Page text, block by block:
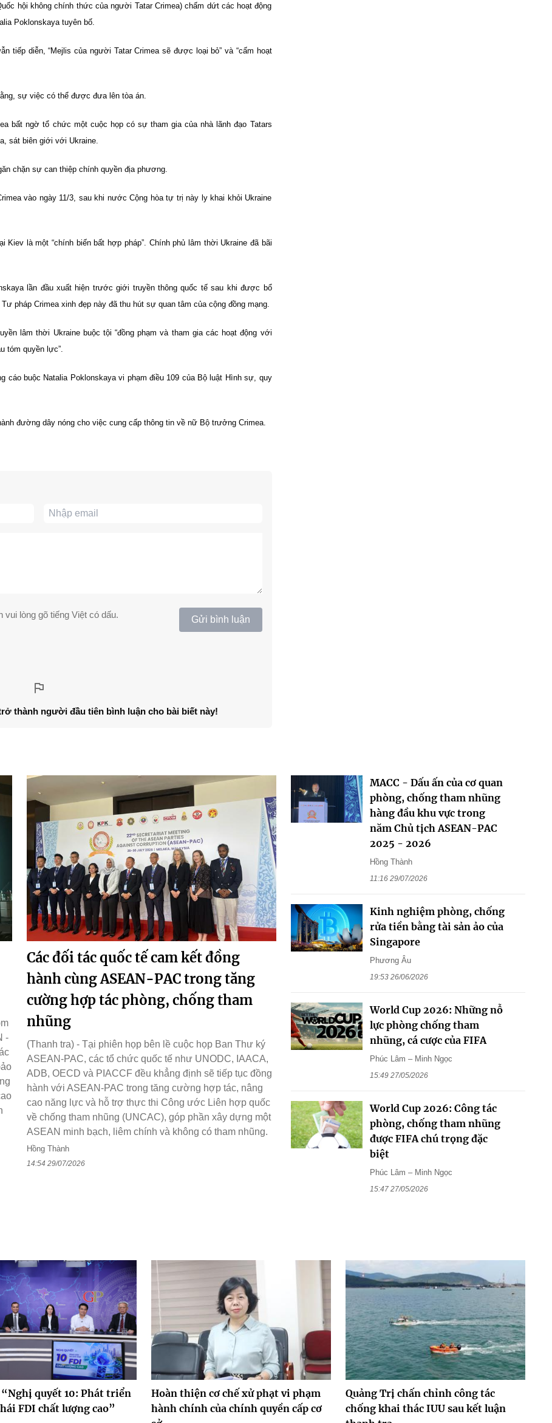
hội không chính thức của người Tatar Crimea) chấm dứt các hoạt động
Poklonskaya tuyên bố.
tiếp diễn, “Mejlis của người Tatar Crimea sẽ được loại bỏ” và “cấm hoạt
sự việc có thể được đưa lên tòa án.
bất ngờ tổ chức một cuộc họp có sự tham gia của nhà lãnh đạo Tatars
sát biên giới với Ukraine.
chặn sự can thiệp chính quyền địa phương.
vào ngày 11/3, sau khi nước Cộng hòa tự trị này ly khai khỏi Ukraine
Kiev là một “chính biến bất hợp pháp”. Chính phủ lâm thời Ukraine đã bãi
lần đầu xuất hiện trước giới truyền thông quốc tế sau khi được bổ
pháp Crimea xinh đẹp này đã thu hút sự quan tâm của cộng đồng mạng.
lâm thời Ukraine buộc tội “đồng phạm và tham gia các hoạt động với
tóm quyền lực”.
cáo buộc Natalia Poklonskaya vi phạm điều 109 của Bộ luật Hình sự, quy
đường dây nóng cho việc cung cấp thông tin về nữ Bộ trưởng Crimea.
lòng gõ tiếng Việt có dấu. Gửi bình luận
thành người đầu tiên bình luận cho bài biết này!
-
Các đối tác quốc tế cam kết đồng
hành cùng ASEAN-PAC trong tăng
cường hợp tác phòng, chống tham
nhũng
(Thanh tra) - Tại phiên họp bên lề cuộc họp Ban Thư ký
ASEAN-PAC, các tổ chức quốc tế như UNODC, IAACA,
ADB, OECD và PIACCF đều khẳng định sẽ tiếp tục đồng
hành với ASEAN-PAC trong tăng cường hợp tác, nâng
cao năng lực và hỗ trợ thực thi Công ước Liên hợp quốc
về chống tham nhũng (UNCAC), góp phần xây dựng một
ASEAN minh bạch, liêm chính và không có tham nhũng.
Hồng Thành
14:54 29/07/2026
MACC - Dấu ấn của cơ quan
phòng, chống tham nhũng
hàng đầu khu vực trong
năm Chủ tịch ASEAN-PAC
2025 - 2026
Hồng Thành
11:16 29/07/2026
Kinh nghiệm phòng, chống
rửa tiền bằng tài sản ảo của
Singapore
Phương Âu
19:53 26/06/2026
World Cup 2026: Những nỗ
lực phòng chống tham
nhũng, cá cược của FIFA
Phúc Lâm – Minh Ngọc
15:49 27/05/2026
World Cup 2026: Công tác
phòng, chống tham nhũng
được FIFA chú trọng đặc
biệt
Phúc Lâm – Minh Ngọc
15:47 27/05/2026
“Nghị quyết 10: Phát triển
FDI chất lượng cao”
Hoàn thiện cơ chế xử phạt vi phạm
hành chính của chính quyền cấp cơ
Quảng Trị chấn chỉnh công tác
chống khai thác IUU sau kết luận